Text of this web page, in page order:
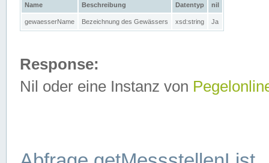
Name Beschreibung Datentyp nil
gewaesserName Bezeichnung des Gewässers xsd:string Ja
Response:
Nil oder eine Instanz von